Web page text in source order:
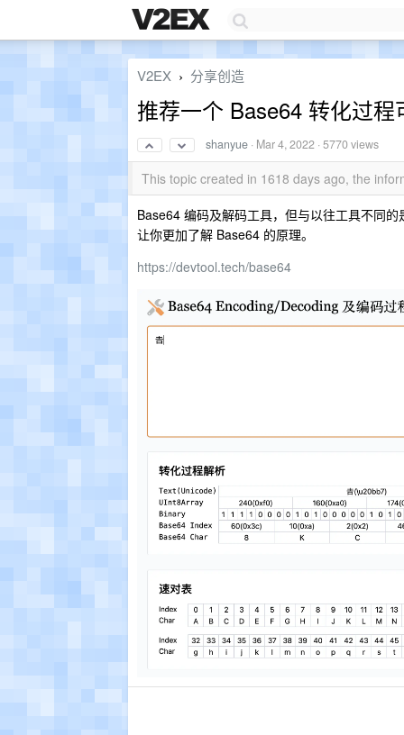
V2EX › 分享创造
推荐一个 Base64 转化过
shanyue · Mar 4, 2022 · 5770 views
This topic created in 1618 days ago, the
Base64 编码及解码工具，但与以往工具不同
让你更加了解 Base64 的原理。
https://devtool.tech/base64